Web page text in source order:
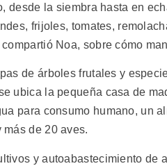
desde la siembra hasta en
frijoles, tomates,
compartió Noa, sobre cómo
de árboles frutales y
ubica la pequeña casa de
para consumo humano, un
de 20 aves.
y autoabastecimiento de